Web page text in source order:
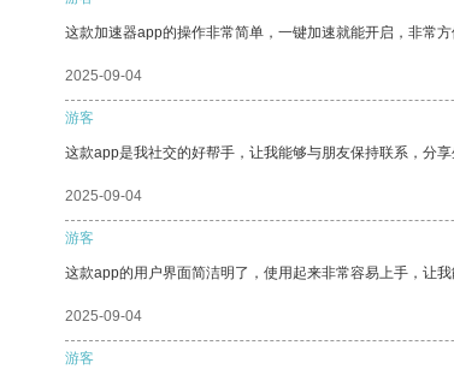
这款加速器app的操作非常简单，一键加速就能开启，非常方
2025-09-04
游客
这款app是我社交的好帮手，让我能够与朋友保持联系，分享
2025-09-04
游客
这款app的用户界面简洁明了，使用起来非常容易上手，让
2025-09-04
游客